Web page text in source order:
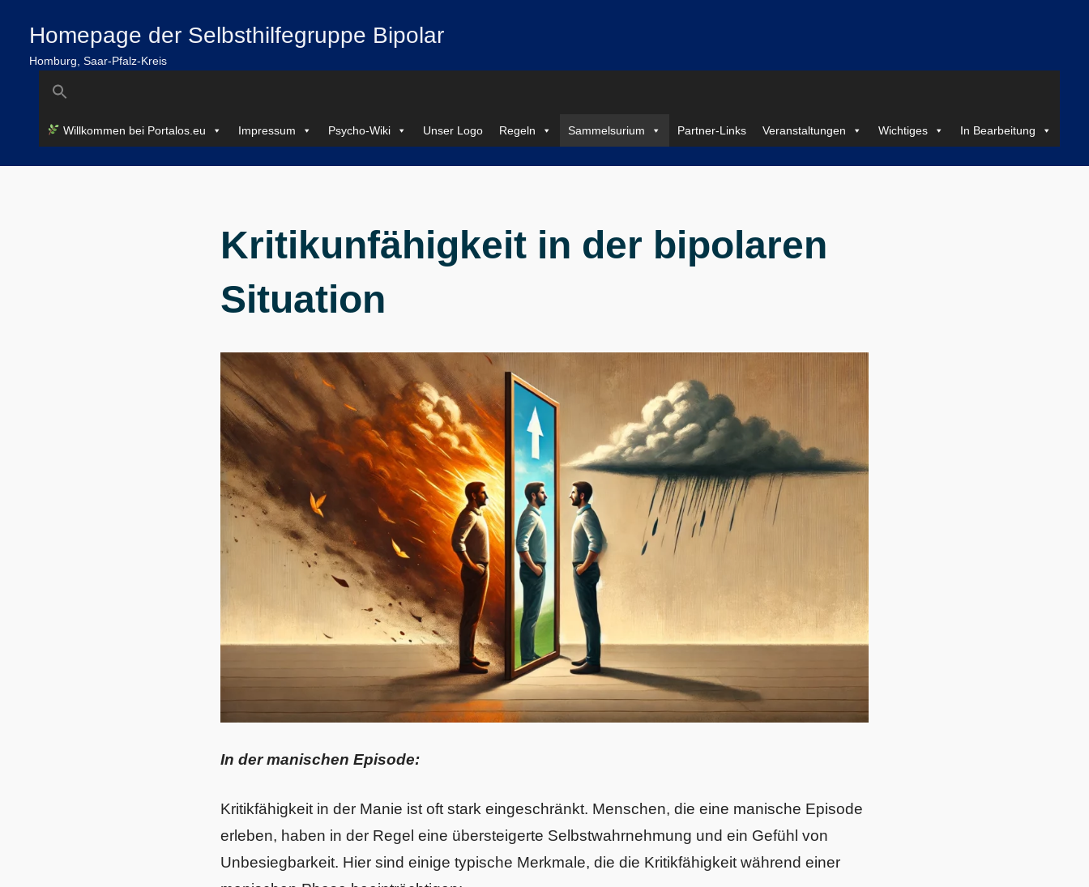
springen
Homepage der Selbsthilfegruppe Bipolar
Homburg, Saar-Pfalz-Kreis
Search
for:
Willkommen bei Portalos.eu Impressum Psycho-Wiki Unser Logo Regeln Sammelsurium Partner-Links Veranstaltungen Wichtiges In Bearbeitung
Kritikunfähigkeit in der bipolaren
Situation
In der manischen Episode:
Kritikfähigkeit in der Manie ist oft stark eingeschränkt. Menschen, die eine manische Episode
erleben, haben in der Regel eine übersteigerte Selbstwahrnehmung und ein Gefühl von
Unbesiegbarkeit. Hier sind einige typische Merkmale, die die Kritikfähigkeit während einer